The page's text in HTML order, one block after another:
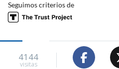
Seguimos criterios de
4144
visitas